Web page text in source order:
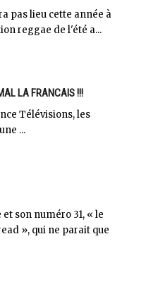
pas lieu cette année à
reggae de l'été a...
LA FRANCAIS !!!
Télévisions, les
...
son numéro 31, « le
», qui ne parait que